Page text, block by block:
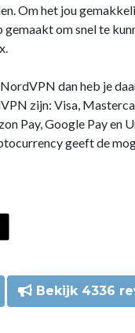
Om het jou
om snel te
dan heb je
zijn: Visa,
Pay, Google Pay en
geeft de
Bekijk 4336